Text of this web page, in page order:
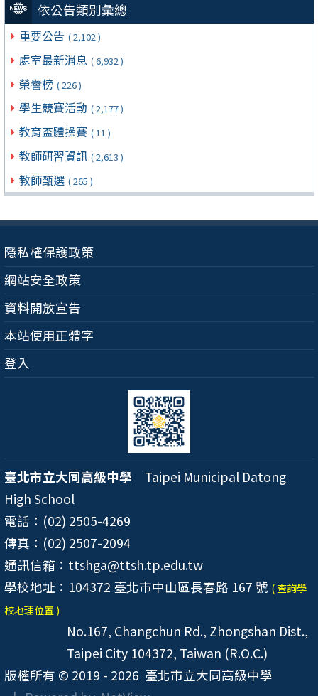
依公告類別彙總
重要公告 ( 2,102 )
處室最新消息 ( 6,932 )
榮譽榜 ( 226 )
學生競賽活動 ( 2,177 )
教育盃體操賽 ( 11 )
教師研習資訊 ( 2,613 )
教師甄選 ( 265 )
隱私權保護政策
網站安全政策
資料開放宣告
本站使用正體字
登入
臺北市立大同高級中學 Taipei Municipal Datong
High School
電話：(02) 2505-4269
傳真：(02) 2507-2094
通訊信箱：ttshga@ttsh.tp.edu.tw
學校地址：104372 臺北市中山區長春路 167 號 ( 查詢學
校地理位置 )
No.167, Changchun Rd., Zhongshan Dist.,
Taipei City 104372, Taiwan (R.O.C.)
版權所有 © 2019 - 2026 臺北市立大同高級中學